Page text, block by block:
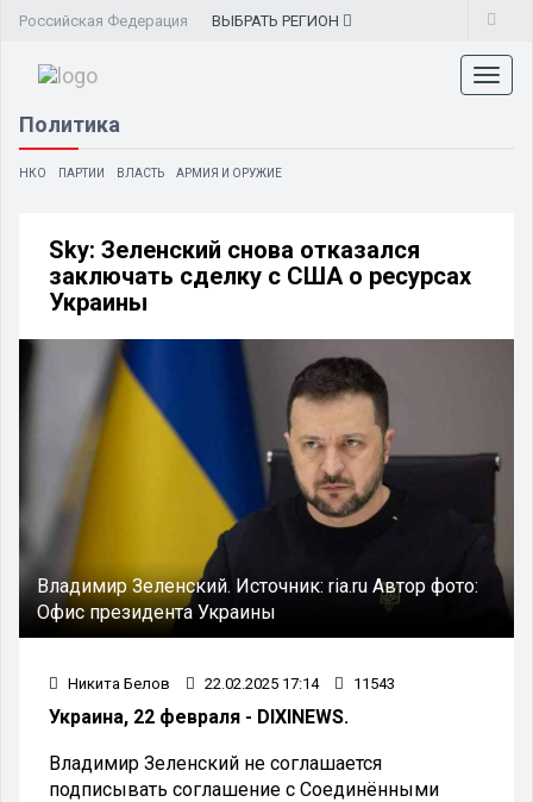
Российская Федерация ВЫБРАТЬ РЕГИОН
Политика
НКО ПАРТИИ ВЛАСТЬ АРМИЯ И ОРУЖИЕ
Sky: Зеленский снова отказался
заключать сделку с США о ресурсах
Украины
Владимир Зеленский. Источник: ria.ru Автор фото:
Офис президента Украины
Никита Белов 22.02.2025 17:14 11543
Украина, 22 февраля - DIXINEWS.
Владимир Зеленский не соглашается
подписывать соглашение с Соединёнными